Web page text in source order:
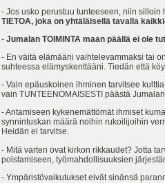
- Jos usko perustuu tunteeseen, niin
TIETOA, joka on yhtäläisellä tavalla
- Jumalan TOIMINTA maan päällä ei ole
- En väitä elämääni vaihtelevammaksi tai
suhteessa elämyskenttääni. Tiedän että
- Vain epäuskoinen ihminen tarvitsee
vain TUNTEENOMAISESTI päästä
- Antamiseen kykenemättömät ihmiset
synnintuskan määrä noihin rukoilijoihin
Heidän ei tarvitse.
- Mitä varten ovat kirkon rikkaudet? Jotta
poistamiseen, työmahdollisuuksien
- Ympäristövaikutukset eivät sinänsä